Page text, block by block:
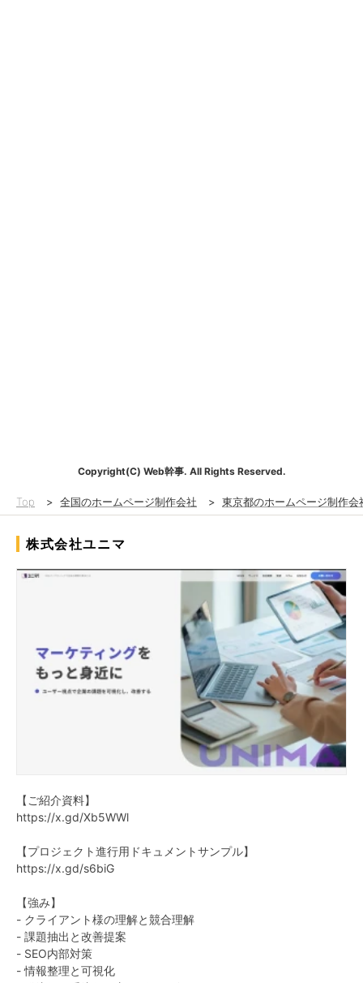
Copyright(C) Web幹事. All Rights Reserved.
Top > 全国のホームページ制作会社 > 東京都のホームページ制作会
株式会社ユニマ
【ご紹介資料】
https://x.gd/Xb5WWl
【プロジェクト進行用ドキュメントサンプル】
https://x.gd/s6biG
【強み】
- クライアント様の理解と競合理解
- 課題抽出と改善提案
- SEO内部対策
- 情報整理と可視化